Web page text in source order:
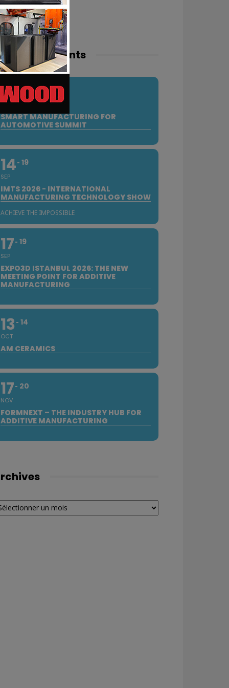
events
10
SEP
SMART MANUFACTURING FOR
AUTOMOTIVE SUMMIT
14
SEP
19
IMTS 2026 - INTERNATIONAL
MANUFACTURING TECHNOLOGY SHOW
ACHIEVE THE IMPOSSIBLE
17
SEP
19
EXPO3D ISTANBUL 2026: THE NEW
MEETING POINT FOR ADDITIVE
MANUFACTURING
13
OCT
14
AM CERAMICS
17
NOV
20
FORMNEXT – THE INDUSTRY HUB FOR
ADDITIVE MANUFACTURING